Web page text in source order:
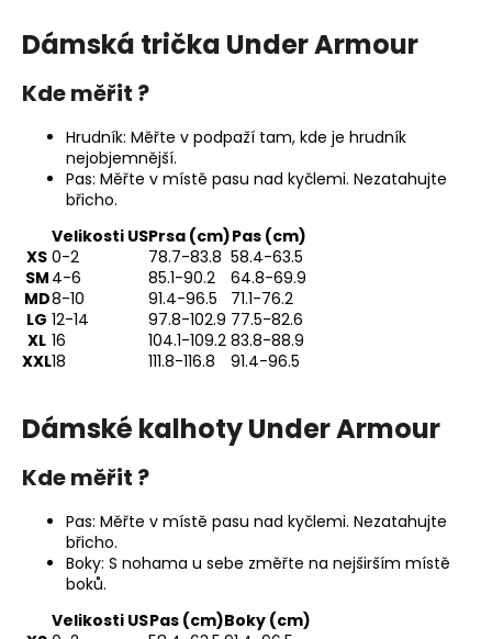
Dámská trička Under Armour
Kde měřit ?
Hrudník: Měřte v podpaží tam, kde je hrudník
nejobjemnější.
Pas: Měřte v místě pasu nad kyčlemi. Nezatahujte
břicho.
Velikosti USPrsa (cm)Pas (cm)
XS 0-2 78.7-83.8 58.4-63.5
SM 4-6 85.1-90.2
64.8-69.9
MD8-10 91.4-96.5
71.1-76.2
LG 12-14 97.8-102.9 77.5-82.6
XL 16 104.1-109.2 83.8-88.9
XXL18 111.8-116.8 91.4-96.5
Dámské kalhoty Under Armour
Kde měřit ?
Pas: Měřte v místě pasu nad kyčlemi. Nezatahujte
břicho.
Boky: S nohama u sebe změřte na nejširším místě
boků.
Velikosti USPas (cm)Boky (cm)
FUNKČNÍ
VENUM
SERPENTI
TECH
KHAKI/BRONZE/IVORY
05746-
590
€57,30